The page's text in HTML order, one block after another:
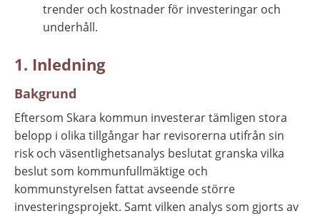
trender och kostnader för investeringar och
underhåll.
1. Inledning
Bakgrund
Eftersom Skara kommun investerar tämligen stora
belopp i olika tillgångar har revisorerna utifrån sin
risk och väsentlighetsanalys beslutat granska vilka
beslut som kommunfullmäktige och
kommunstyrelsen fattat avseende större
investeringsprojekt. Samt vilken analys som gjorts av